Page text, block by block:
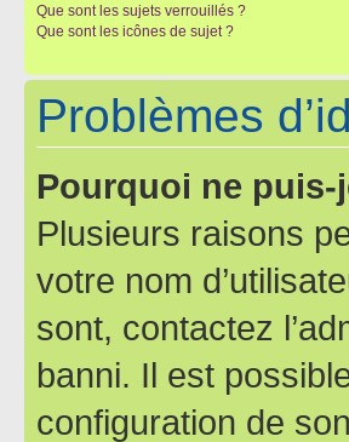
Que sont les sujets verrouillés ?
Que sont les icônes de sujet ?
Problèmes
Pourquoi ne
Plusieurs raisons
votre nom
sont, contactez
banni. Il est
configuration de